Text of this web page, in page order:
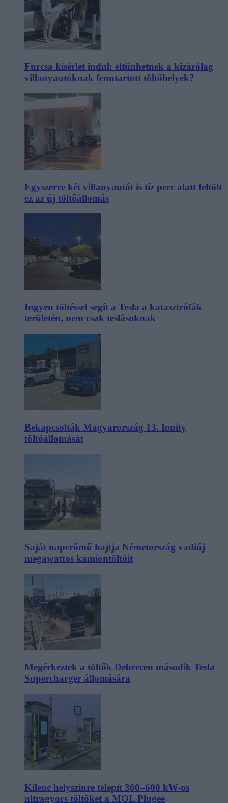
Furcsa kísérlet indul: eltűnhetnek a kizárólag
villanyautóknak fenntartott töltőhelyek?
Egyszerre két villanyautót is tíz perc alatt feltölt
ez az új töltőállomás
Ingyen töltéssel segít a Tesla a katasztrófák
területén, nem csak teslásoknak
Bekapcsolták Magyarország 13. Ionity
töltőállomását
Saját naperőmű hajtja Németország vadiúj
megawattos kamiontöltőit
Megérkeztek a töltők Debrecen második Tesla
Supercharger állomására
Kilenc helyszínre telepít 300–600 kW-os
ultragyors töltőket a MOL Plugee